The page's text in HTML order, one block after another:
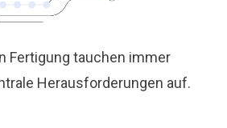
Fertigung tauchen immer
Herausforderungen auf.